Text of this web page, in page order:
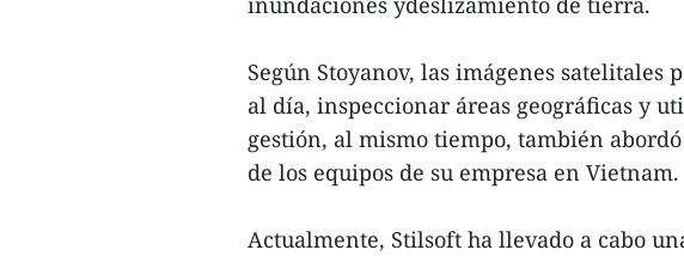
Según Stoyanov, las imágenes
al día, inspeccionar áreas geográficas y
gestión, al mismo tiempo, también
de los equipos de su empresa en Vietnam.
Actualmente, Stilsoft ha llevado a cabo